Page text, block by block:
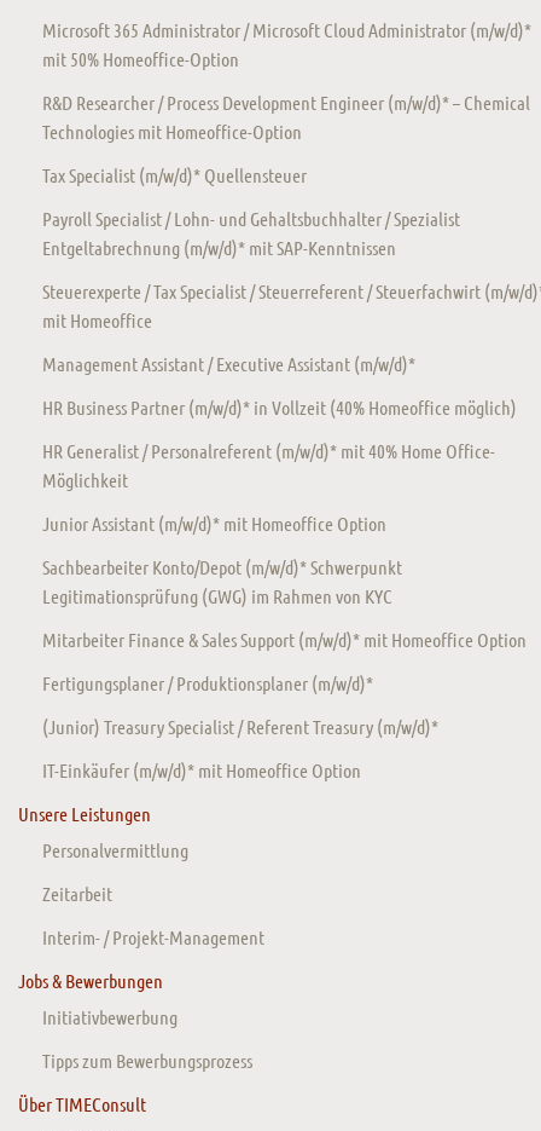
Microsoft 365 Administrator / Microsoft Cloud Administrator (m/w/d)*
mit 50% Homeoffice-Option
R&D Researcher / Process Development Engineer (m/w/d)* – Chemical
Technologies mit Homeoffice-Option
Tax Specialist (m/w/d)* Quellensteuer
Payroll Specialist / Lohn- und Gehaltsbuchhalter / Spezialist
Entgeltabrechnung (m/w/d)* mit SAP-Kenntnissen
Steuerexperte / Tax Specialist / Steuerreferent / Steuerfachwirt (m/w/
mit Homeoffice
Management Assistant / Executive Assistant (m/w/d)*
HR Business Partner (m/w/d)* in Vollzeit (40% Homeoffice möglich)
HR Generalist / Personalreferent (m/w/d)* mit 40% Home Office-
Möglichkeit
Junior Assistant (m/w/d)* mit Homeoffice Option
Sachbearbeiter Konto/Depot (m/w/d)* Schwerpunkt
Legitimationsprüfung (GWG) im Rahmen von KYC
Mitarbeiter Finance & Sales Support (m/w/d)* mit Homeoffice Option
Fertigungsplaner / Produktionsplaner (m/w/d)*
(Junior) Treasury Specialist / Referent Treasury (m/w/d)*
IT-Einkäufer (m/w/d)* mit Homeoffice Option
Unsere Leistungen
Personalvermittlung
Zeitarbeit
Interim- / Projekt-Management
Jobs & Bewerbungen
Initiativbewerbung
Tipps zum Bewerbungsprozess
Über TIMEConsult